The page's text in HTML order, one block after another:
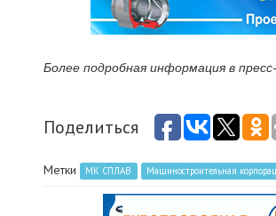
Более подробная информация в
Поделиться
Метки МК СПЛАВ Машиностроительная